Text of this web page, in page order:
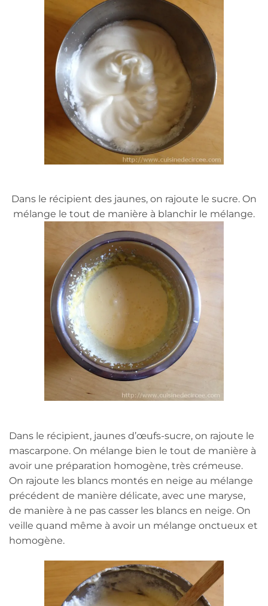
Dans le récipient des jaunes, on rajoute le sucre. On
mélange le tout de manière à blanchir le mélange.
Dans le récipient, jaunes d’œufs-sucre, on rajoute le
mascarpone. On mélange bien le tout de manière à
avoir une préparation homogène, très crémeuse.
On rajoute les blancs montés en neige au mélange
précédent de manière délicate, avec une maryse,
de manière à ne pas casser les blancs en neige. On
veille quand même à avoir un mélange onctueux et
homogène.